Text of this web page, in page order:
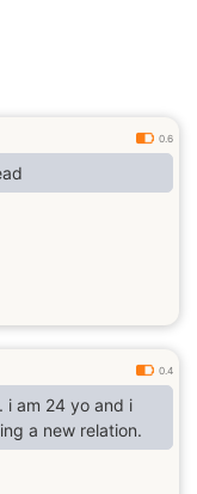
0.6
0.4
i am 24 yo and i
a new relation.